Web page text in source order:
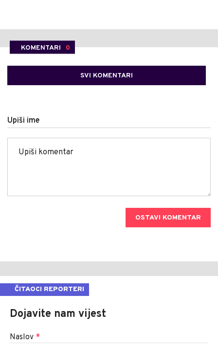
KOMENTARI 0
SVI KOMENTARI
Upiši ime
OSTAVI KOMENTAR
ČITAOCI REPORTERI
Dojavite nam vijest
Naslov *